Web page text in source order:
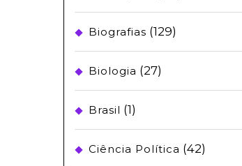
Biografias (129)
Biologia (27)
Brasil (1)
Ciência Política (42)